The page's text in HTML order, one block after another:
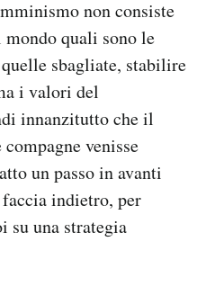
non consiste
quali sono le
sbagliate, stabilire
i valori del
innanzitutto che il
venisse
un passo in avanti
indietro, per
su una strategia